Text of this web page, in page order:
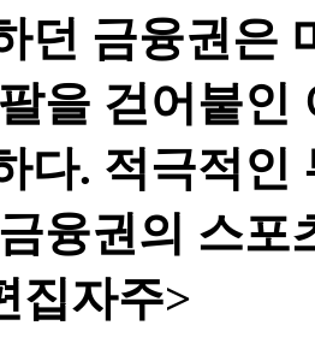
던 금융권은
을 걷어붙인
다. 적극적인
융권의 스포
집자주>